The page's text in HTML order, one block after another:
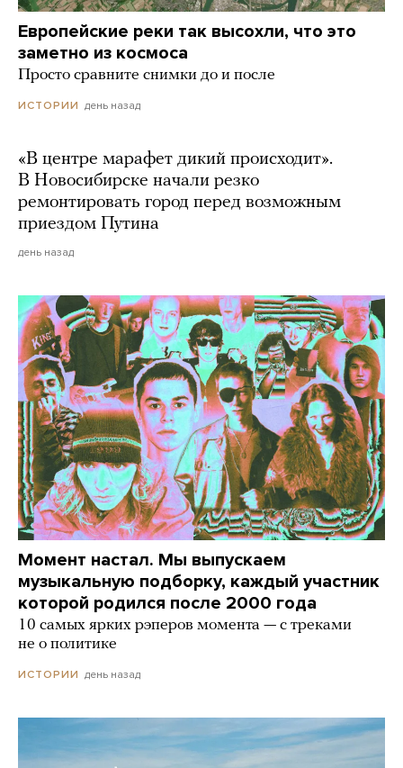
Европейские реки так высохли, что это
заметно из космоса
Просто сравните снимки до и после
ИСТОРИИ день назад
«В центре марафет дикий происходит».
В Новосибирске начали резко
ремонтировать город перед возможным
приездом Путина
день назад
Момент настал. Мы выпускаем
музыкальную подборку, каждый участник
которой родился после 2000 года
10 самых ярких рэперов момента — с треками
не о политике
ИСТОРИИ день назад